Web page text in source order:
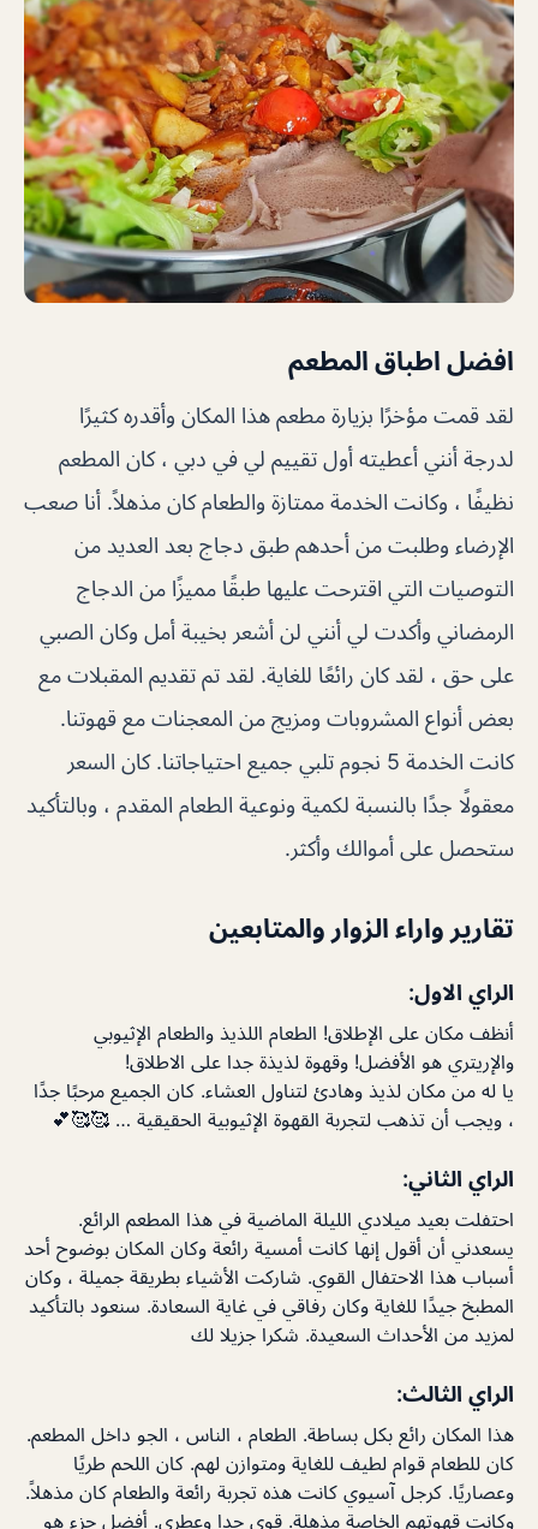
افضل اطباق المطعم
لقد قمت مؤخرًا بزيارة مطعم هذا المكان وأقدره كثيرًا
لدرجة أنني أعطيته أول تقييم لي في دبي ، كان المطعم
نظيفًا ، وكانت الخدمة ممتازة والطعام كان مذهلاً. أنا صعب
الإرضاء وطلبت من أحدهم طبق دجاج بعد العديد من
التوصيات التي اقترحت عليها طبقًا مميزًا من الدجاج
الرمضاني وأكدت لي أنني لن أشعر بخيبة أمل وكان الصبي
على حق ، لقد كان رائعًا للغاية. لقد تم تقديم المقبلات مع
بعض أنواع المشروبات ومزيج من المعجنات مع قهوتنا.
كانت الخدمة 5 نجوم تلبي جميع احتياجاتنا. كان السعر
معقولًا جدًا بالنسبة لكمية ونوعية الطعام المقدم ، وبالتأكيد
ستحصل على أموالك وأكثر.
تقارير واراء الزوار والمتابعين
الراي الاول:
أنظف مكان على الإطلاق! الطعام اللذيذ والطعام الإثيوبي
والإريتري هو الأفضل! وقهوة لذيذة جدا على الاطلاق!
يا له من مكان لذيذ وهادئ لتناول العشاء. كان الجميع مرحبًا جدًا
، ويجب أن تذهب لتجربة القهوة الإثيوبية الحقيقية … 🥰🥰💕
الراي الثاني:
احتفلت بعيد ميلادي الليلة الماضية في هذا المطعم الرائع.
يسعدني أن أقول إنها كانت أمسية رائعة وكان المكان بوضوح أحد
أسباب هذا الاحتفال القوي. شاركت الأشياء بطريقة جميلة ، وكان
المطبخ جيدًا للغاية وكان رفاقي في غاية السعادة. سنعود بالتأكيد
لمزيد من الأحداث السعيدة. شكرا جزيلا لك
الراي الثالث:
هذا المكان رائع بكل بساطة. الطعام ، الناس ، الجو داخل المطعم.
كان للطعام قوام لطيف للغاية ومتوازن لهم. كان اللحم طريًا
وعصاريًا. كرجل آسيوي كانت هذه تجربة رائعة والطعام كان مذهلاً.
وكانت قهوتهم الخاصة مذهلة. قوي جدا وعطري. أفضل جزء هو